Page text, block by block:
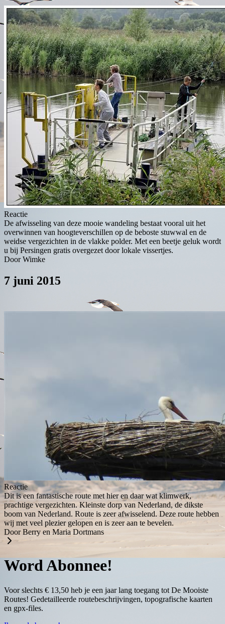
Reactie
De afwisseling van deze mooie wandeling bestaat vooral uit het
overwinnen van hoogteverschillen op de beboste stuwwal en de
weidse vergezichten in de vlakke polder. Met een beetje geluk wordt
u bij Persingen gratis overgezet door lokale vissertjes.
Door Wimke
7 juni 2015
Reactie
Dit is een fantastische route met hier en daar wat klimwerk,
prachtige vergezichten. Kleinste dorp van Nederland, de dikste
boom van Nederland. Route is zeer afwisselend. Deze route hebben
wij met veel plezier gelopen en is zeer aan te bevelen.
Door Berry en Maria Dortmans
Word Abonnee!
Voor slechts € 13,50 heb je een jaar lang toegang tot De Mooiste
Routes! Gedetailleerde routebeschrijvingen, topografische kaarten
en gpx-files.